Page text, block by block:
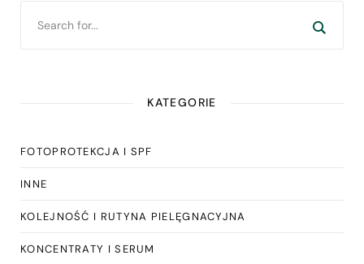
KATEGORIE
FOTOPROTEKCJA I SPF
INNE
KOLEJNOŚĆ I RUTYNA PIELĘGNACYJNA
KONCENTRATY I SERUM